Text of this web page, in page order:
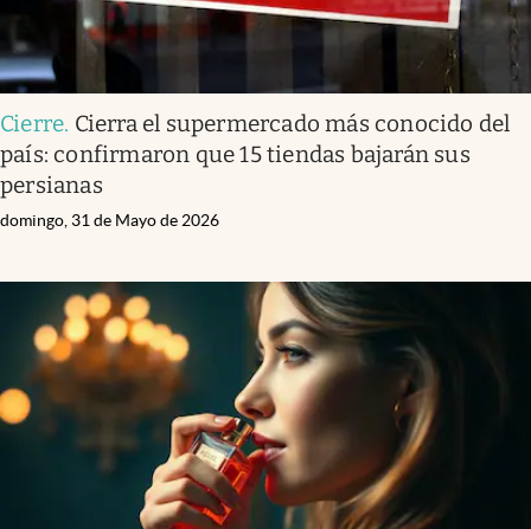
Cierre. Cierra el supermercado más conocido del
país: confirmaron que 15 tiendas bajarán sus
persianas
domingo, 31 de Mayo de 2026